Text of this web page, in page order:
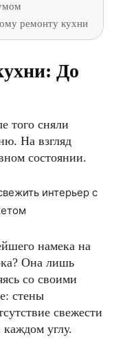
ремонту кухни
До
того сняли
На взгляд
состоянии.
намека на
Она лишь
со своими
стены
свежести
углу.